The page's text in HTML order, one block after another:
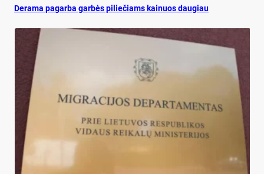
De­ra­ma pa­gar­ba gar­bės pi­lie­čiams kai­nuos dau­giau